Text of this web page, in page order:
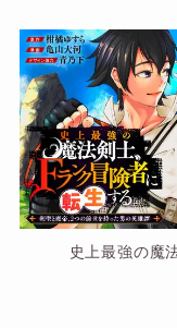
史上最強の魔